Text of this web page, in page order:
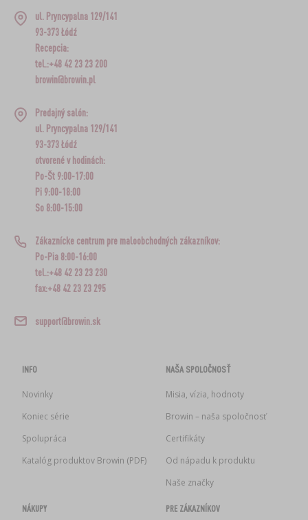
ul. Pryncypalna 129/141
93-373 Łódź
Recepcia:
tel.:+48 42 23 23 200
browin@browin.pl
Predajný salón:
ul. Pryncypalna 129/141
93-373 Łódź
otvorené v hodinách:
Po-Št 9:00-17:00
Pi 9:00-18:00
So 8:00-15:00
Zákaznícke centrum pre maloobchodných zákazníkov:
Po-Pia 8:00-16:00
tel.:+48 42 23 23 230
fax:+48 42 23 23 295
support@browin.sk
INFO
Novinky
Koniec série
Spolupráca
Katalóg produktov Browin (PDF)
NAŠA SPOLOČNOSŤ
Misia, vízia, hodnoty
Browin – naša spoločnosť
Certifikáty
Od nápadu k produktu
Naše značky
NÁKUPY PRE ZÁKAZNÍKOV